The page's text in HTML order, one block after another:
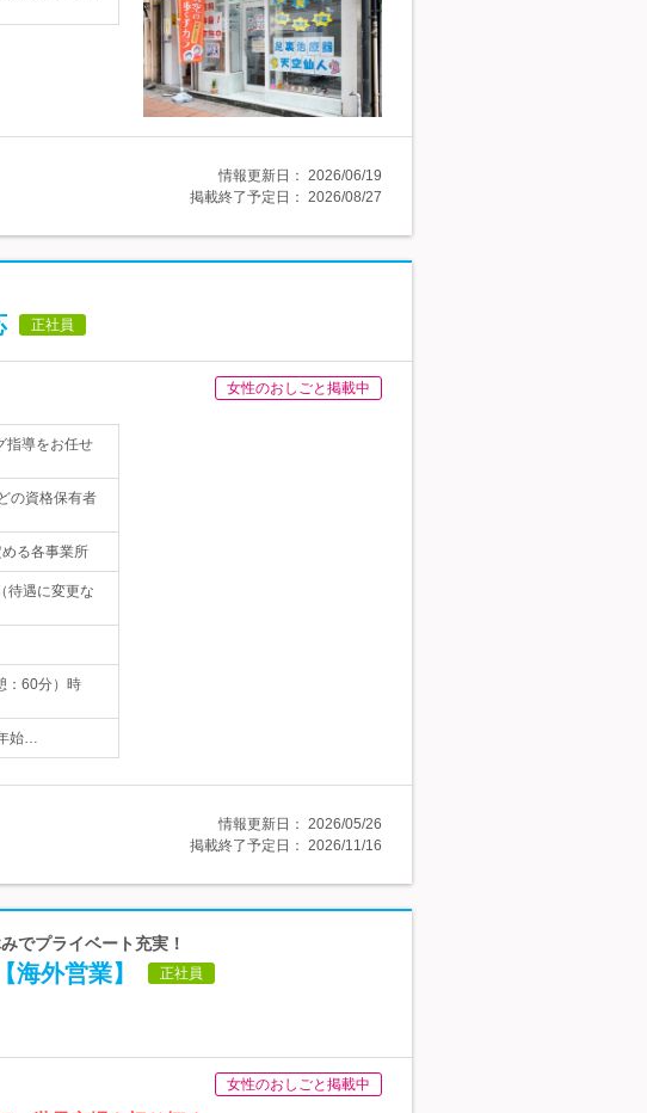
情報更新日： 2026/06/19
掲載終了予定日： 2026/08/27
正社員
女性のおしごと掲載中
指導をお任せ
の資格保有者
る各事業所
待遇に変更な
：60分）時
始…
情報更新日： 2026/05/26
掲載終了予定日： 2026/11/16
でプライベート充実！
外営業】 正社員
女性のおしごと掲載中